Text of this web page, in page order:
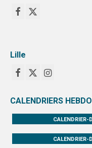
Lille
CALENDRIERS